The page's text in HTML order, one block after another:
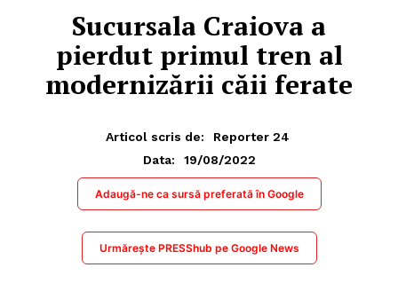
Sucursala Craiova a
pierdut primul tren al
modernizării căii ferate
Articol scris de:
Reporter 24
Data:
19/08/2022
Adaugă-ne ca sursă preferată în Google
Urmărește PRESShub pe Google News